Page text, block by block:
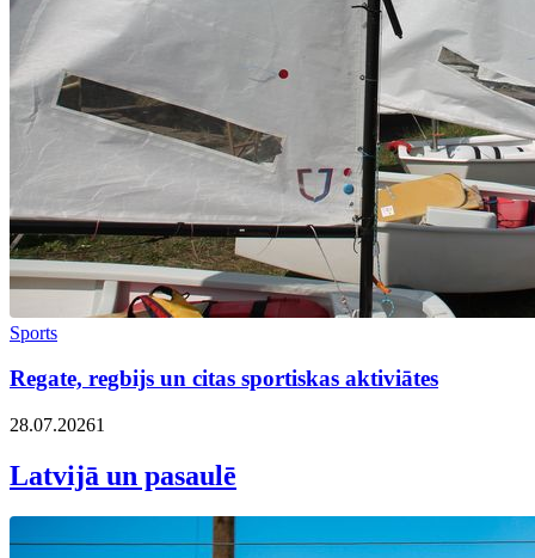
Sports
Regate, regbijs un citas sportiskas aktiviātes
28.07.20261
Latvijā un pasaulē